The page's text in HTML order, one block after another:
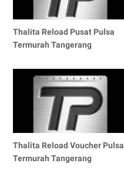
Thalita Reload Pusat Pulsa
Termurah Tangerang
Thalita Reload Voucher Pulsa
Termurah Tangerang